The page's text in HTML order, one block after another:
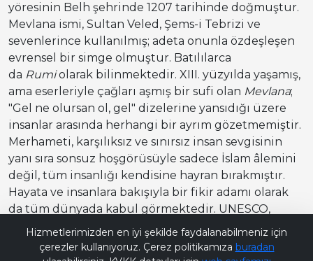
yöresinin Belh şehrinde 1207 tarihinde doğmuştur.
Mevlana ismi, Sultan Veled, Şems-i Tebrizi ve
sevenlerince kullanılmış; adeta onunla özdeşleşen
evrensel bir simge olmuştur. Batılılarca
da Rumiolarak bilinmektedir. XIII. yüzyılda yaşamış,
ama eserleriyle çağları aşmış bir sufi olan Mevlana;
"Gel ne olursan ol, gel" dizelerine yansıdığı üzere
insanlar arasında herhangi bir ayrım gözetmemiştir.
Merhameti, karşılıksız ve sınırsız insan sevgisinin
yanı sıra sonsuz hoşgörüsüyle sadece İslam âlemini
değil, tüm insanlığı kendisine hayran bırakmıştır.
Hayata ve insanlara bakışıyla bir fikir adamı olarak
da tüm dünyada kabul görmektedir. UNESCO,
Mevlana’nın doğumunun 800. yıldönümü
nedeniyle, 2007 yılını Mevlana ve Hoşgörü Yılı ilan
Hizmetlerimizden en iyi şekilde faydalanabilmeniz için
çerezler kullanıyoruz. Çerez politikamıza buradan
Bana Soru Sor | Ask Me